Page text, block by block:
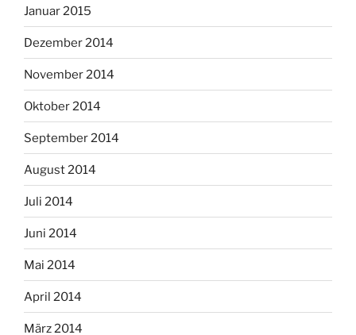
Januar 2015
Dezember 2014
November 2014
Oktober 2014
September 2014
August 2014
Juli 2014
Juni 2014
Mai 2014
April 2014
März 2014